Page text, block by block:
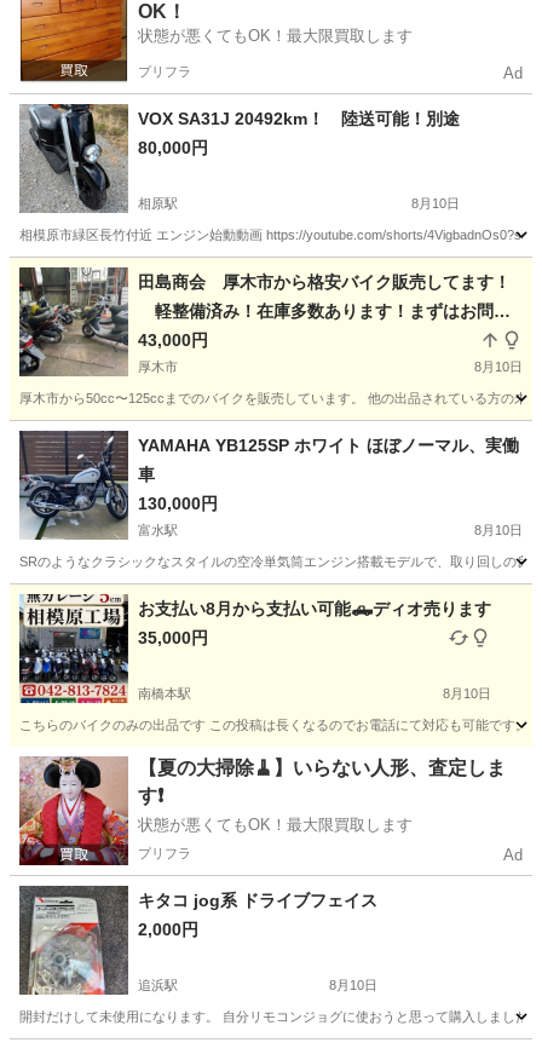
OK！
状態が悪くてもOK！最大限買取します
プリフラ Ad
VOX SA31J 20492km！ 陸送可能！別途
80,000円
相原駅 8月10日
相模原市緑区長竹付近 エンジン始動動画 https://youtube.com/shorts/
神奈川 相模原市 相原駅 ヤマハ
田島商会 厚木市から格安バイク販売してます！
軽整備済み！在庫多数あります！まずはお問い
合わせください♪
43,000円
厚木市 8月10日
厚木市から50cc〜125ccまでのバイクを販売しています。 他の出品されている方の未
神奈川 厚木市 YAMAHA YB125SP ホワイト ほぼノーマル、実働
車
130,000円
富水駅 8月10日
SRのようなクラシックなスタイルの空冷単気筒エンジン搭載モデルで、取り回しの
神奈川 小田原市 富水駅 ヤマハ
お支払い8月から支払い可能🛻ディオ売ります
35,000円
南橋本駅 8月10日
こちらのバイクのみの出品です この投稿は長くなるのでお電話にて対応も可能です
神奈川 相模原市 南橋本駅 バイク 役所
【夏の大掃除🧹】いらない人形、査定しま
す❗️
状態が悪くてもOK！最大限買取します
プリフラ Ad
キタコ jog系 ドライブフェイス
2,000円
追浜駅 8月10日
開封だけして未使用になります。 自分リモコンジョグに使おうと思って購入しました